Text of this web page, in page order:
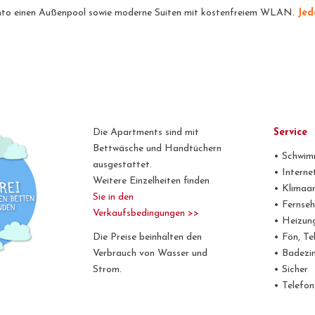
einen Außenpool sowie moderne Suiten mit kostenfreiem WLAN.
Die Apartments sind mit
Bettwäsche und Handtüchern
ausgestattet.
Weitere Einzelheiten finden
Sie in den
Verkaufsbedingungen >>
Die Preise beinhalten den
Verbrauch von Wasser und
Strom.
Service
•
•
•
•
•
• Fön,
•
• Sicher
• Telefon